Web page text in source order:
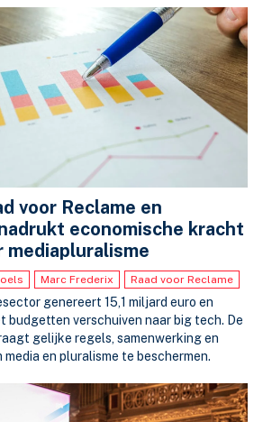
voor Reclame en
economische kracht
mediapluralisme
Marc Frederix Raad voor Reclame
genereert 15,1 miljard euro en
budgetten verschuiven naar big tech. De
gelijke regels, samenwerking en
en pluralisme te beschermen.